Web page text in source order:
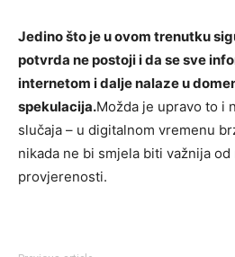
Jedino što je u ovom trenutku
potvrda ne postoji i da se sve
internetom i dalje nalaze u
spekulacija.Možda je upravo to i
slučaja – u digitalnom vremenu
nikada ne bi smjela biti važnija
provjerenosti.